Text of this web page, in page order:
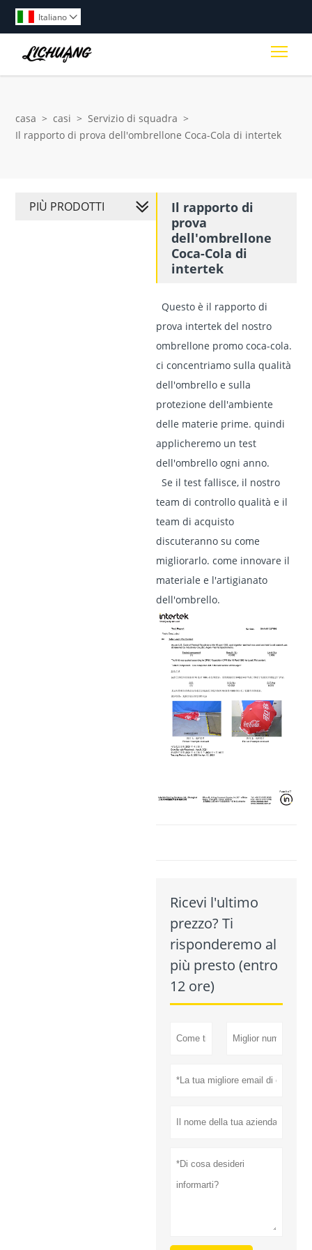
Italiano 
casa > casi > Servizio di squadra >
Il rapporto di prova dell'ombrellone Coca-Cola di intertek
Il rapporto di
prova
dell'ombrellone
Coca-Cola di
intertek
Questo è il rapporto di
prova intertek del nostro
ombrellone promo coca-cola.
ci concentriamo sulla qualità
dell'ombrello e sulla
protezione dell'ambiente
delle materie prime. quindi
applicheremo un test
dell'ombrello ogni anno.
Se il test fallisce, il nostro
team di controllo qualità e il
team di acquisto
discuteranno su come
migliorarlo. come innovare il
materiale e l'artigianato
dell'ombrello.
Ricevi l'ultimo
prezzo? Ti
risponderemo al
più presto (entro
12 ore)
PIÙ PRODOTTI